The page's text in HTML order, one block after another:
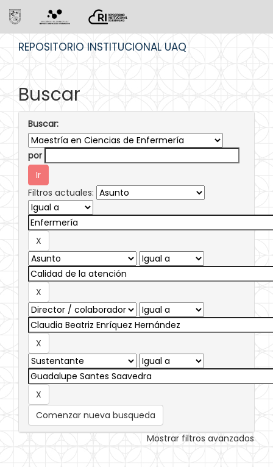
REPOSITORIO INSTITUCIONAL UAQ
Buscar
Buscar:
por
Filtros actuales:
Comenzar nueva busqueda
Mostrar filtros avanzados